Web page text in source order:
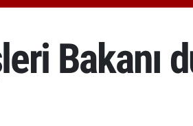
Bakanı